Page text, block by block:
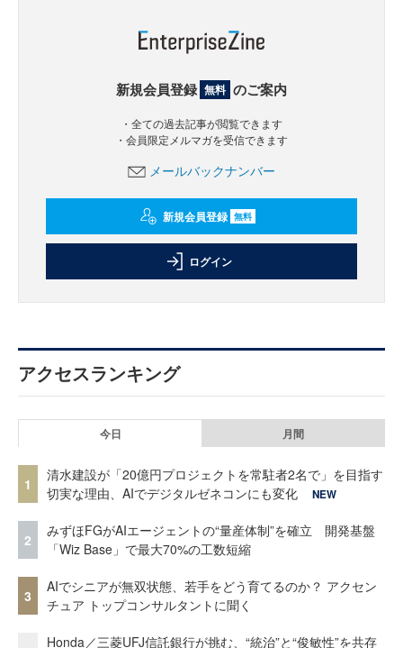
新規会員登録 無料 のご案内
・全ての過去記事が閲覧できます
・会員限定メルマガを受信できます
メールバックナンバー
新規会員登録 無料
ログイン
アクセスランキング
今日 月間
1
清水建設が「20億円プロジェクトを常駐者2名で」を目指す
切実な理由、AIでデジタルゼネコンにも変化
NEW
2
みずほFGがAIエージェントの“量産体制”を確立 開発基盤
「Wiz Base」で最大70%の工数短縮
3
AIでシニアが無双状態、若手をどう育てるのか？ アクセン
チュア トップコンサルタントに聞く
Honda／三菱UFJ信託銀行が挑む、“統治”と“俊敏性”を共存